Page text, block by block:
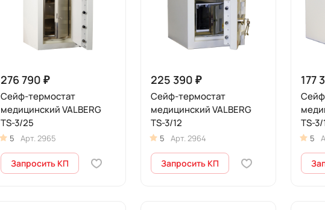
276 790 ₽
Сейф-термостат
медицинский VALBERG
TS-3/25
5 Арт. 2965
Запросить КП
225 390 ₽
Сейф-термостат
медицинский VALBERG
TS-3/12
5 Арт. 2964
Запросить КП
177
TS-
ASK-
5